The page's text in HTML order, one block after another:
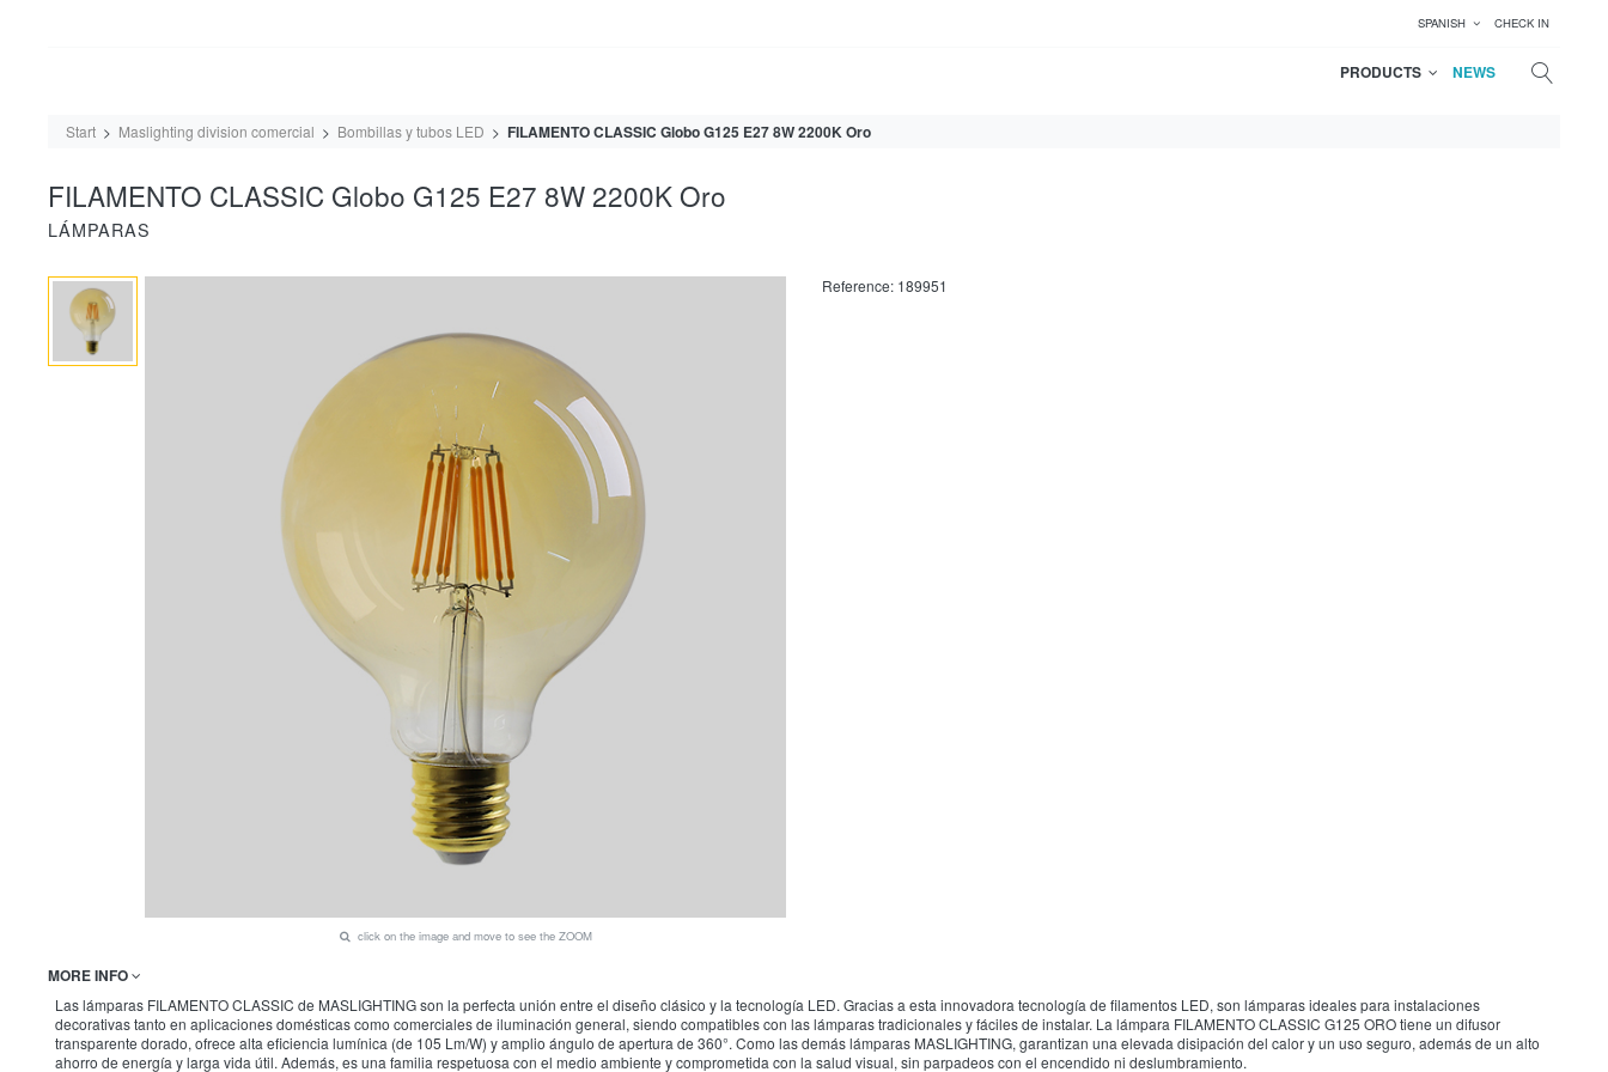
SPANISH CHECK IN
PRODUCTS NEWS
Start Maslighting division comercial Bombillas y tubos LED FILAMENTO CLASSIC Globo G125 E27 8W 2200K Oro
FILAMENTO CLASSIC Globo G125 E27 8W 2200K Oro
LÁMPARAS
click on the image and move to see the ZOOM
Reference: 189951
MORE INFO
Las lámparas FILAMENTO CLASSIC de MASLIGHTING son la perfecta unión entre el diseño clásico y la tecnología LED. Gracias a esta innovadora tecnología de filamentos LED, son lámparas ideales para instalaciones
decorativas tanto en aplicaciones domésticas como comerciales de iluminación general, siendo compatibles con las lámparas tradicionales y fáciles de instalar. La lámpara FILAMENTO CLASSIC G125 ORO tiene un difusor
transparente dorado, ofrece alta eficiencia lumínica (de 105 Lm/W) y amplio ángulo de apertura de 360°. Como las demás lámparas MASLIGHTING, garantizan una elevada disipación del calor y un uso seguro, además de un alto
ahorro de energía y larga vida útil. Además, es una familia respetuosa con el medio ambiente y comprometida con la salud visual, sin parpadeos con el encendido ni deslumbramiento.